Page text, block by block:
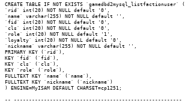
CREATE TABLE IF NOT EXISTS `gamedbd2mysql_listfactionuser` (
`rid` int(20) NOT NULL default '0',
`name` varchar(255) NOT NULL default '',
`fid` int(20) NOT NULL default '0',
`cls` int(20) NOT NULL default '0',
`role` int(20) NOT NULL default '1',
`loyalty` int(20) NOT NULL default '0',
`nickname` varchar(255) NOT NULL default '',
PRIMARY KEY (`rid`),
KEY `fid` (`fid`),
KEY `cls` (`cls`),
KEY `role` (`role`),
FULLTEXT KEY `name` (`name`),
FULLTEXT KEY `nickname` (`nickname`)
) ENGINE=MyISAM DEFAULT CHARSET=cp1251;
-- --------------------------------------------------------